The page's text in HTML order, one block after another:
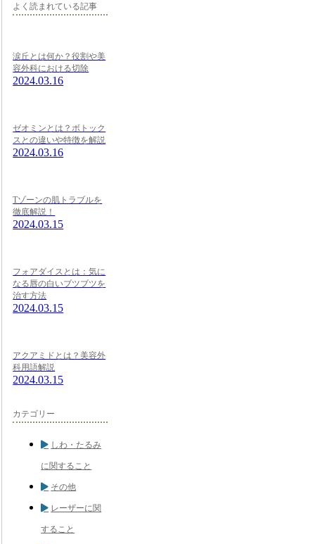
よく読まれている記事
涙丘とは何か？役割や美
容外科における切除
2024.03.16
ゼオミンとは？ボトック
スとの違いや特徴を解説
2024.03.16
Tゾーンの肌トラブルを
徹底解説！
2024.03.15
フォアダイスとは：気に
なる唇の白いブツブツを
治す方法
2024.03.15
アクアミドとは？美容外
科用語解説
2024.03.15
カテゴリー
しわ・たるみ
に関すること
その他
レーザーに関
すること